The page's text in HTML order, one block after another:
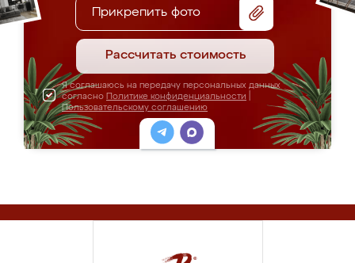
Прикрепить фото
Рассчитать стоимость
Я соглашаюсь на передачу персональных данных
согласно Политике конфиденциальности
Пользовательскому соглашению